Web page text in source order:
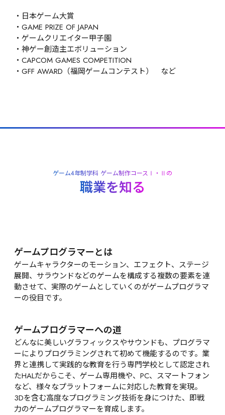
・日本ゲーム大賞
・GAME PRIZE OF JAPAN
・ゲームクリエイター甲子園
・神ゲー創造主エボリューション
・CAPCOM GAMES COMPETITION
・GFF AWARD（福岡ゲームコンテスト）　など
ゲーム4年制学科 ゲーム制作コースⅠ・Ⅱの
職業を知る
ゲームプログラマーとは
ゲームキャラクターのモーション、エフェクト、ステージ
展開、サラウンドなどのゲームを構成する複数の要素を連
動させて、実際のゲームとしていくのがゲームプログラマ
ーの役目です。
ゲームプログラマーへの道
どんなに美しいグラフィックスやサウンドも、プログラマ
ーによりプログラミングされて初めて機能するのです。業
界と連携して実践的な教育を行う専門学校として認定され
たHALだからこそ、ゲーム専用機や、PC、スマートフォン
など、様々なプラットフォームに対応した教育を実現。
3Dを含む高度なプログラミング技術を身につけた、即戦
力のゲームプログラマーを育成します。